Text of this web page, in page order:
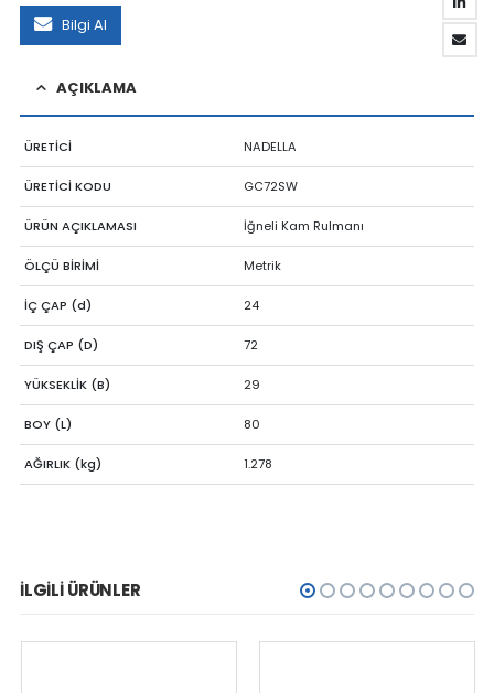
Bilgi Al
AÇIKLAMA
ÜRETİCİ NADELLA
ÜRETİCİ KODU GC72SW
ÜRÜN AÇIKLAMASI İğneli Kam Rulmanı
ÖLÇÜ BİRİMİ Metrik
İÇ ÇAP (d) 24
DIŞ ÇAP (D) 72
YÜKSEKLİK (B) 29
BOY (L) 80
AĞIRLIK (kg) 1.278
İLGILI ÜRÜNLER